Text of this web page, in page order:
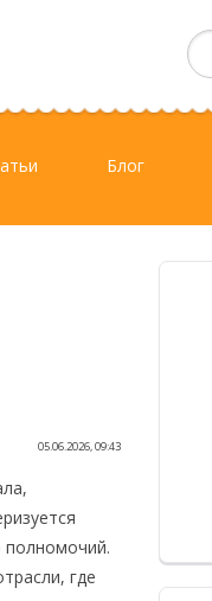
Блог
05.06.2026, 09:43
полномочий.
где